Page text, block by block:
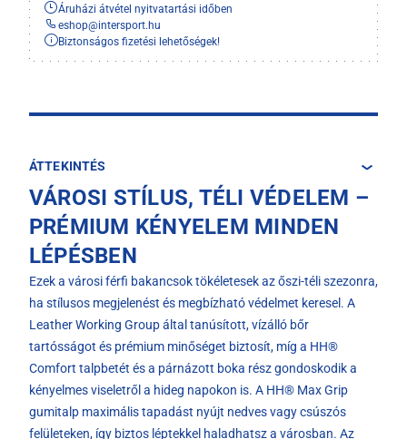
Áruházi átvétel nyitvatartási időben
eshop@intersport.hu
Biztonságos fizetési lehetőségek!
ÁTTEKINTÉS
VÁROSI STÍLUS, TÉLI VÉDELEM –
PRÉMIUM KÉNYELEM MINDEN
LÉPÉSBEN
Ezek a városi férfi bakancsok tökéletesek az őszi-téli szezonra,
ha stílusos megjelenést és megbízható védelmet keresel. A
Leather Working Group által tanúsított, vízálló bőr
tartósságot és prémium minőséget biztosít, míg a HH®
Comfort talpbetét és a párnázott boka rész gondoskodik a
kényelmes viseletről a hideg napokon is. A HH® Max Grip
gumitalp maximális tapadást nyújt nedves vagy csúszós
felületeken, így biztos léptekkel haladhatsz a városban. Az